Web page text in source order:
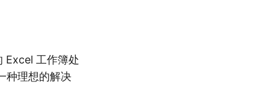
Excel 工作簿处
种理想的解决